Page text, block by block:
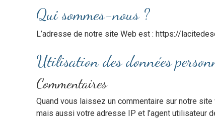
Qui sommes-nous ?
L’adresse de notre site Web est : https://
Utilisation des données
Commentaires
Quand vous laissez un commentaire sur notre
mais aussi votre adresse IP et l’agent utilisateur